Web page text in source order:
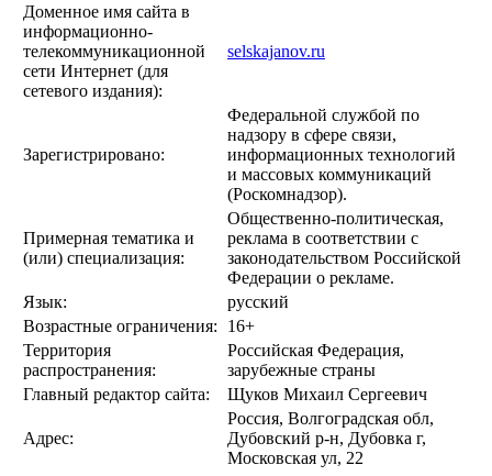
Доменное имя сайта в
информационно-
телекоммуникационной
сети Интернет (для
сетевого издания):
selskajanov.ru
Зарегистрировано:
Федеральной службой по
надзору в сфере связи,
информационных технологий
и массовых коммуникаций
(Роскомнадзор).
Примерная тематика и
(или) специализация:
Общественно-политическая,
реклама в соответствии с
законодательством Российской
Федерации о рекламе.
Язык:
русский
Возрастные ограничения:
16+
Территория
распространения:
Российская Федерация,
зарубежные страны
Главный редактор сайта:
Щуков Михаил Сергеевич
Адрес:
Россия, Волгоградская обл,
Дубовский р-н, Дубовка г,
Московская ул, 22